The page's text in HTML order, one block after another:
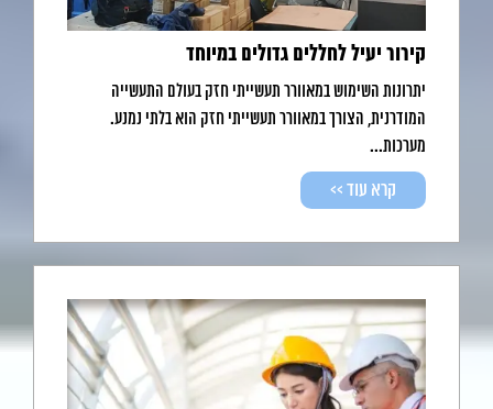
קירור יעיל לחללים גדולים במיוחד
יתרונות השימוש במאוורר תעשייתי חזק בעולם התעשייה
המודרנית, הצורך במאוורר תעשייתי חזק הוא בלתי נמנע.
מערכות...
קרא עוד >>